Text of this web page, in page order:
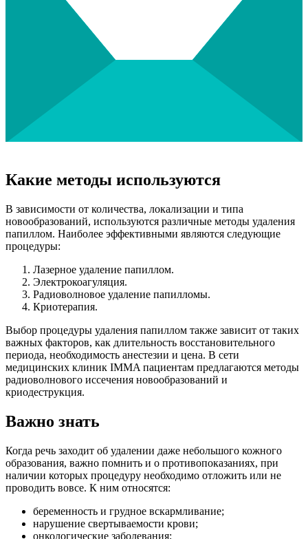
Какие методы используются
В зависимости от количества, локализации и типа
новообразований, используются различные методы удаления
папиллом. Наиболее эффективными являются следующие
процедуры:
Лазерное удаление папиллом.
Электрокоагуляция.
Радиоволновое удаление папилломы.
Криотерапия.
Выбор процедуры удаления папиллом также зависит от таких
важных факторов, как длительность восстановительного
периода, необходимость анестезии и цена. В сети
медицинских клиник IMMA пациентам предлагаются методы
радиоволнового иссечения новообразований и
криодеструкция.
Важно знать
Когда речь заходит об удалении даже небольшого кожного
образования, важно помнить и о противопоказаниях, при
наличии которых процедуру необходимо отложить или не
проводить вовсе. К ним относятся:
беременность и грудное вскармливание;
нарушение свертываемости крови;
онкологические заболевания;